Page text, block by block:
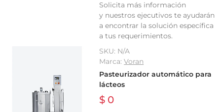
Solicita más información
y nuestros ejecutivos te ayudarán
a encontrar la solución específica
a tus requerimientos.
SKU: N/A
Marca:Voran
Pasteurizador automático para
lácteos
$ 0